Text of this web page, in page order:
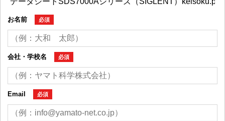
お名前 必須
会社・学校名 必須
Email 必須